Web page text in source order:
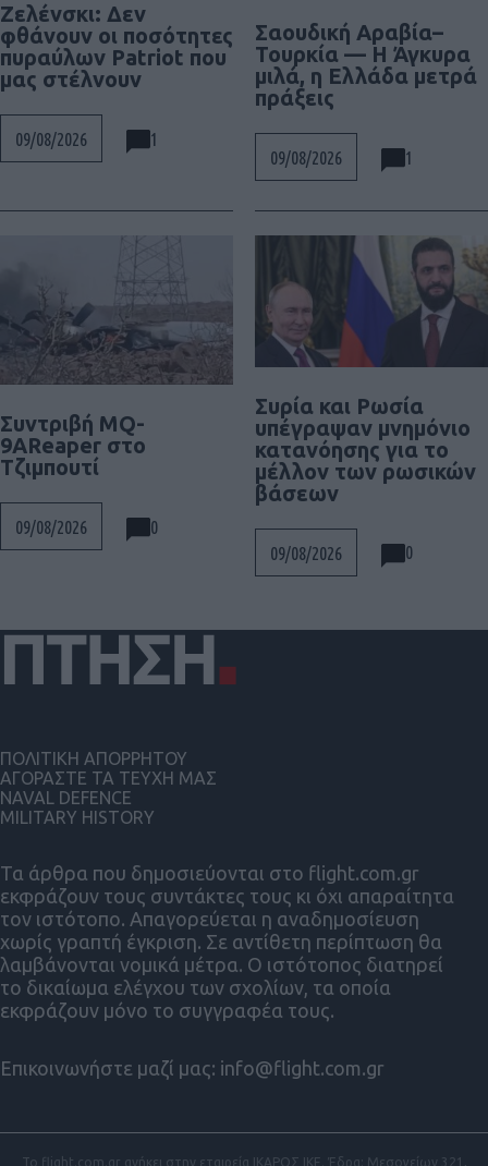
Ζελένσκι: Δεν
φθάνουν οι ποσότητες
πυραύλων Patriot που
μας στέλνουν
09/08/2026 1
Σαουδική Αραβία–
Τουρκία — Η Άγκυρα
μιλά, η Ελλάδα μετρά
πράξεις
09/08/2026 1
Συντριβή MQ-
9AReaper στο
Τζιμπουτί
09/08/2026 0
Συρία και Ρωσία
υπέγραψαν μνημόνιο
κατανόησης για το
μέλλον των ρωσικών
βάσεων
09/08/2026 0
Τα άρθρα που δημοσιεύονται στο flight.com.gr
εκφράζουν τους συντάκτες τους κι όχι απαραίτητα
τον ιστότοπο. Απαγορεύεται η αναδημοσίευση
χωρίς γραπτή έγκριση. Σε αντίθετη περίπτωση θα
λαμβάνονται νομικά μέτρα. Ο ιστότοπος διατηρεί
το δικαίωμα ελέγχου των σχολίων, τα οποία
εκφράζουν μόνο το συγγραφέα τους.
Επικοινωνήστε μαζί μας: info@flight.com.gr
ΠΟΛΙΤΙΚΗ ΑΠΟΡΡΗΤΟΥ
ΑΓΟΡΑΣΤΕ ΤΑ ΤΕΥΧΗ ΜΑΣ
NAVAL DEFENCE
MILITARY HISTORY
Το flight.com.gr ανήκει στην εταιρεία ΙΚΑΡΟΣ ΙΚΕ. Έδρα: Μεσογείων 321,